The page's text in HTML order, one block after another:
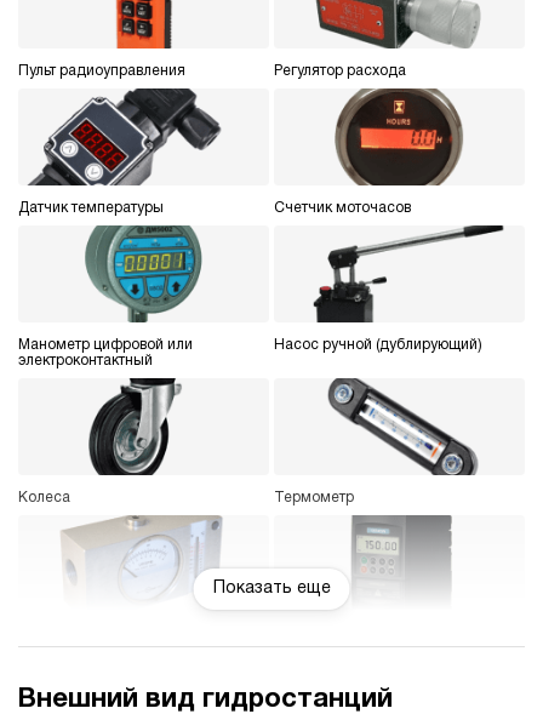
Пульт радиоуправления Регулятор расхода
Датчик температуры Счетчик моточасов
Манометр цифровой или
электроконтактный
Насос ручной (дублирующий)
Колеса Термометр
Показать еще
Внешний вид гидростанций